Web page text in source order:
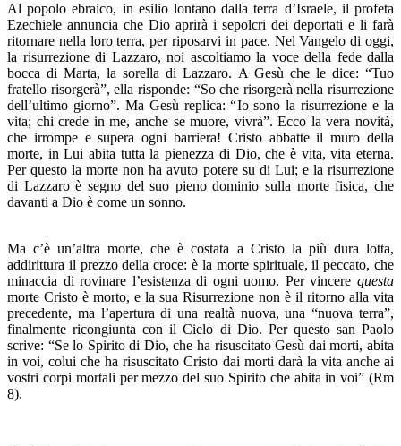
Al popolo ebraico, in esilio lontano dalla terra d’Israele, il profeta
Ezechiele annuncia che Dio aprirà i sepolcri dei deportati e li farà
ritornare nella loro terra, per riposarvi in pace. Nel Vangelo di oggi,
la risurrezione di Lazzaro, noi ascoltiamo la voce della fede dalla
bocca di Marta, la sorella di Lazzaro. A Gesù che le dice: “Tuo
fratello risorgerà”, ella risponde: “So che risorgerà nella risurrezione
dell’ultimo giorno”. Ma Gesù replica: “Io sono la risurrezione e la
vita; chi crede in me, anche se muore, vivrà”. Ecco la vera novità,
che irrompe e supera ogni barriera! Cristo abbatte il muro della
morte, in Lui abita tutta la pienezza di Dio, che è vita, vita eterna.
Per questo la morte non ha avuto potere su di Lui; e la risurrezione
di Lazzaro è segno del suo pieno dominio sulla morte fisica, che
davanti a Dio è come un sonno.
Ma c’è un’altra morte, che è costata a Cristo la più dura lotta,
addirittura il prezzo della croce: è la morte spirituale, il peccato, che
minaccia di rovinare l’esistenza di ogni uomo. Per vincere questa
morte Cristo è morto, e la sua Risurrezione non è il ritorno alla vita
precedente, ma l’apertura di una realtà nuova, una “nuova terra”,
finalmente ricongiunta con il Cielo di Dio. Per questo san Paolo
scrive: “Se lo Spirito di Dio, che ha risuscitato Gesù dai morti, abita
in voi, colui che ha risuscitato Cristo dai morti darà la vita anche ai
vostri corpi mortali per mezzo del suo Spirito che abita in voi” (Rm
8).